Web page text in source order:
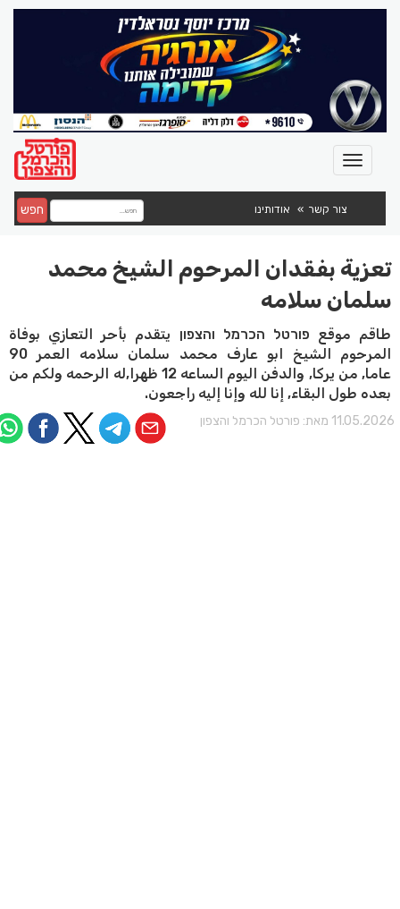
צור קשר אודותינו חפש
تعزية بفقدان المرحوم الشيخ محمد
سلمان سلامه
طاقم موقع פורטל הכרמל והצפון يتقدم بأحر التعازي بوفاة
المرحوم الشيخ ابو عارف محمد سلمان سلامه العمر 90
عاما, من يركا, والدفن اليوم الساعه 12 ظهرا,له الرحمه ولكم من
بعده طول البقاء, إنا لله وإنا إليه راجعون.
מאת: פורטל הכרמל והצפון